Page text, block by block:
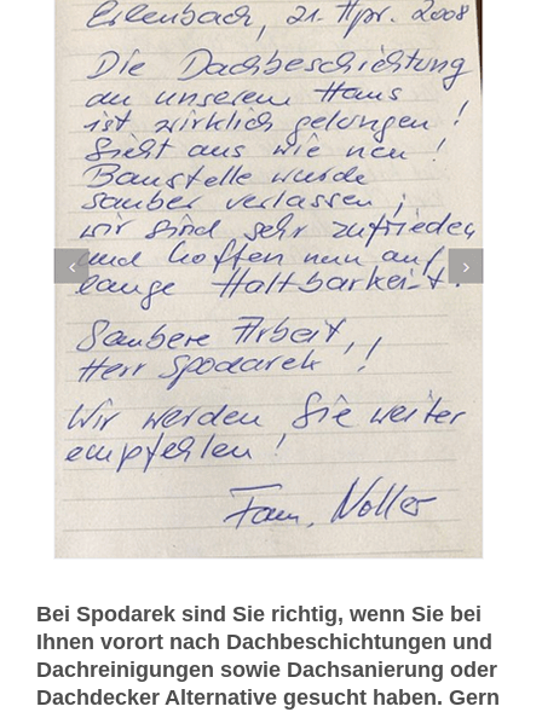
Bei Spodarek sind Sie richtig, wenn Sie bei
Ihnen vorort nach Dachbeschichtungen und
Dachreinigungen sowie Dachsanierung oder
Dachdecker Alternative gesucht haben. Gern